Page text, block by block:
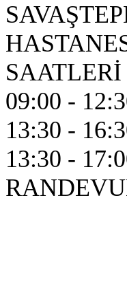
SAATLERİ
09:00 -
13:30 -
13:30 -